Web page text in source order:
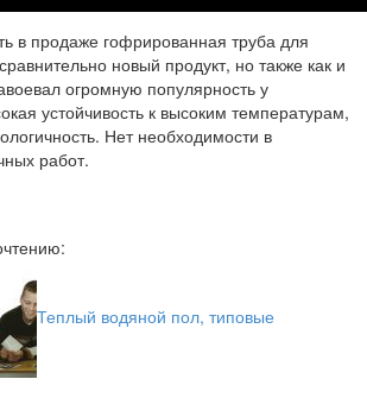
в продаже гофрированная труба для
новый продукт, но также как и
огромную популярность у
устойчивость к высоким температурам,
Нет необходимости в
работ.
Теплый водяной пол, типовые